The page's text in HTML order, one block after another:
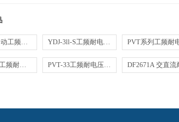
PVT-5全自动工频耐压试验仪 YDJ-3ll-S工频耐电压试验仪
JVT-5智能工频耐电压循环试验装置 PVT-33工频耐电压试验仪